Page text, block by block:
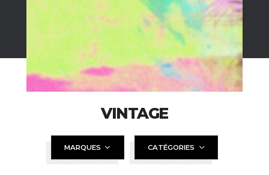
VINTAGE
MARQUES CATÉGORIES